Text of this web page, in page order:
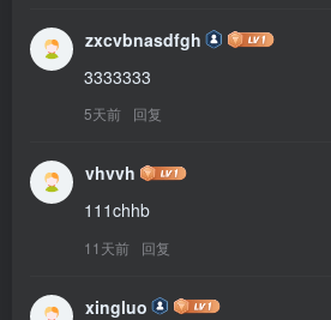
zxcvbnasdfgh
3333333
5天前 回复
vhvvh
111chhb
11天前 回复
xingluo